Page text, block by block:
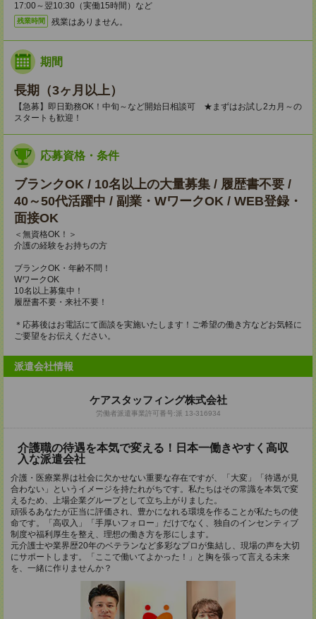
17:00～翌10:30（実働15時間）など
残業時間 残業はありません。
期間
長期（3ヶ月以上）
【急募】即日勤務OK！中旬～など開始日相談可 ★まずはお試し2カ月～の
スタートも歓迎！
応募資格・条件
ブランクOK / 10名以上の大量募集 / 履歴書不要 /
40～50代活躍中 / 副業・WワークOK / WEB登録・
面接OK
＜無資格OK！＞
介護の経験をお持ちの方
ブランクOK・年齢不問！
WワークOK
10名以上募集中！
履歴書不要・来社不要！
＊応募後はお電話にて面談を実施いたします！ご希望の働き方などお気軽に
ご要望をお伝えください。
派遣会社情報
ケアスタッフィング株式会社
労働者派遣事業許可番号:派 13-316934
介護職の待遇を本気で変える！日本一働きやすく高収
入な派遣会社
介護・医療業界は社会に欠かせない重要な存在ですが、「大変」「待遇が見
合わない」というイメージを持たれがちです。私たちはその常識を本気で変
えるため、上場企業グループとして立ち上がりました。
頑張るあなたが正当に評価され、豊かになれる環境を作ることが私たちの使
命です。「高収入」「手厚いフォロー」だけでなく、独自のインセンティブ
制度や福利厚生を整え、理想の働き方を形にします。
元介護士や業界歴20年のベテランなど多彩なプロが集結し、現場の声を大切
にサポートします。「ここで働いてよかった！」と胸を張って言える未来
を、一緒に作りませんか？